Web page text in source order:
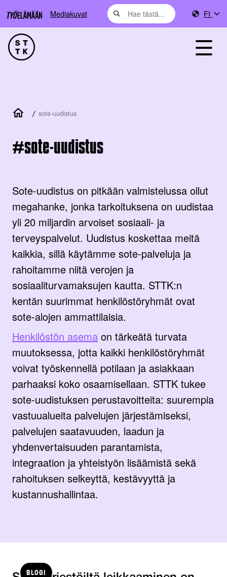
Mediakuvat FI
/ sote-uudistus
sote-uudistus
Sote-uudistus on pitkään valmistelussa ollut
megahanke, jonka tarkoituksena on uudistaa
yli 20 miljardin arvoiset sosiaali- ja
terveyspalvelut. Uudistus koskettaa meitä
kaikkia, sillä käytämme sote-palveluja ja
rahoitamme niitä verojen ja
sosiaaliturvamaksujen kautta. STTK:n
kentän suurimmat henkilöstöryhmät ovat
sote-alojen ammattilaisia.
Henkilöstön asema on tärkeätä turvata
muutoksessa, jotta kaikki henkilöstöryhmät
voivat työskennellä potilaan ja asiakkaan
parhaaksi koko osaamisellaan. STTK tukee
sote-uudistuksen perustavoitteita: suurempia
vastuualueita palvelujen järjestämiseksi,
palvelujen saatavuuden, laadun ja
yhdenvertaisuuden parantamista,
integraation ja yhteistyön lisäämistä sekä
rahoituksen selkeyttä, kestävyyttä ja
kustannushallintaa.
BLOGI